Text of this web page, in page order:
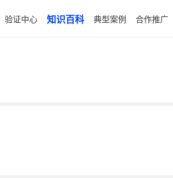
验证中心 知识百科 典型案例 合作推广